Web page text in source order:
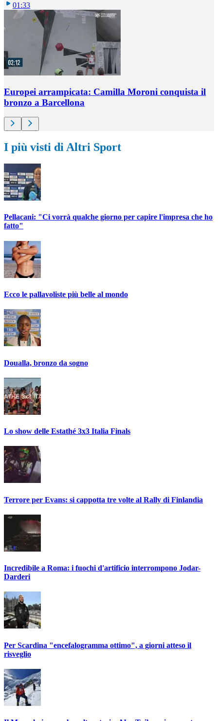
01:33
Europei arrampicata: Camilla Moroni conquista il
bronzo a Barcellona
I più visti di Altri Sport
Pellacani: "Ci vorrà qualche giorno per capire l'impresa che ho
fatto"
Ecco le pallavoliste più belle al mondo
Doualla, bronzo da sogno
Lo show delle Estathé 3x3 Italia Finals
Terrore per Evans: si cappotta tre volte al Rally di Finlandia
Incredibile a Roma: i fuochi d'artificio interrompono Jodar-
Darderi
Per Scardina "encefalogramma ottimo", a giorni atteso il
risveglio